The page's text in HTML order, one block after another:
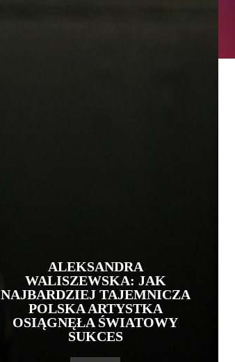
ALEKSANDRA
WALISZEWSKA: JAK
NAJBARDZIEJ TAJEMNICZA
POLSKA ARTYSTKA
OSIĄGNĘŁA ŚWIATOWY
SUKCES